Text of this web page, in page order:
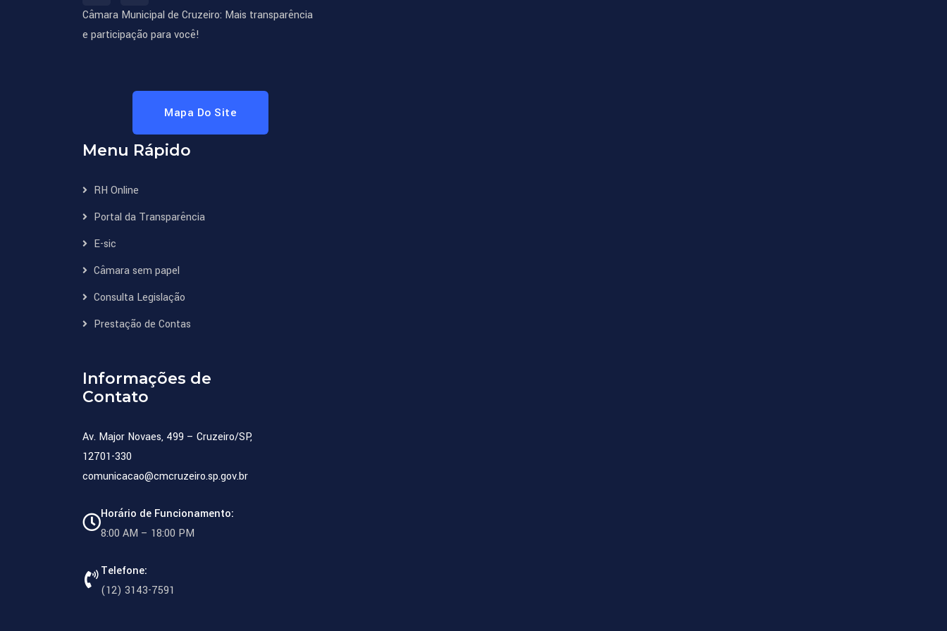
Câmara Municipal de Cruzeiro: Mais transparência
e participação para você!
Mapa Do Site
Menu Rápido
RH Online
Portal da Transparência
E-sic
Câmara sem papel
Consulta Legislação
Prestação de Contas
Informações de
Contato
Av. Major Novaes, 499 – Cruzeiro/SP,
12701-330
comunicacao@cmcruzeiro.sp.gov.br
Horário de Funcionamento:
8:00 AM – 18:00 PM
Telefone:
(12) 3143-7591